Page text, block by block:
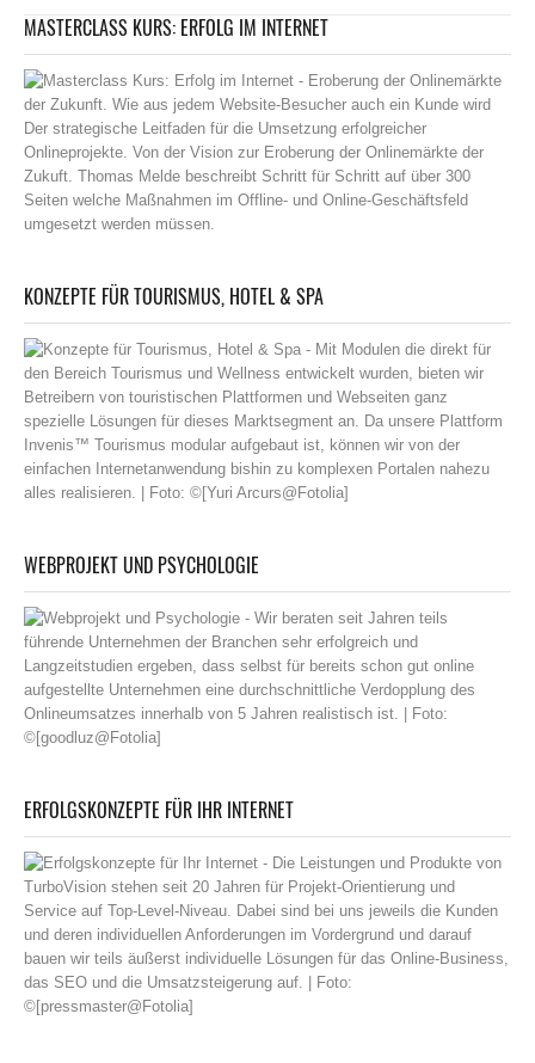
MASTERCLASS KURS: ERFOLG IM INTERNET
KONZEPTE FÜR TOURISMUS, HOTEL & SPA
WEBPROJEKT UND PSYCHOLOGIE
ERFOLGSKONZEPTE FÜR IHR INTERNET